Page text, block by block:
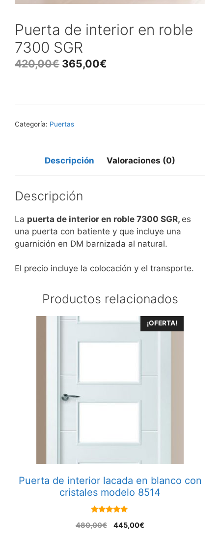
Puerta de interior en roble
7300 SGR
420,00€ 365,00€
Categoría: Puertas
Descripción Valoraciones (0)
Descripción
La puerta de interior en roble 7300 SGR, es
una puerta con batiente y que incluye una
guarnición en DM barnizada al natural.
El precio incluye la colocación y el transporte.
Productos relacionados
¡OFERTA!
Puerta de interior lacada en blanco con
cristales modelo 8514
out of 5
480,00€ 445,00€